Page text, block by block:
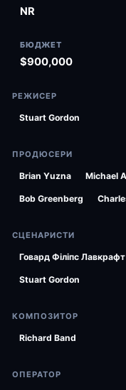
NR
БЮДЖЕТ
$900,000
РЕЖИСЕР
Stuart Gordon
ПРОДЮСЕРИ
Brian Yuzna Michael
Bob Greenberg
СЦЕНАРИСТИ
Говард Філіпс Лавкрафт
Stuart Gordon
КОМПОЗИТОР
Richard Band
ОПЕРАТОР